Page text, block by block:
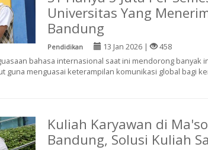
Universitas Yang
Bandung
Pendidikan 13 Jan 2026 |
458
bahasa internasional saat ini mendorong banyak
guna menguasai keterampilan komunikasi global bagi
Kuliah Karyawan di
Bandung, Solusi Kuliah